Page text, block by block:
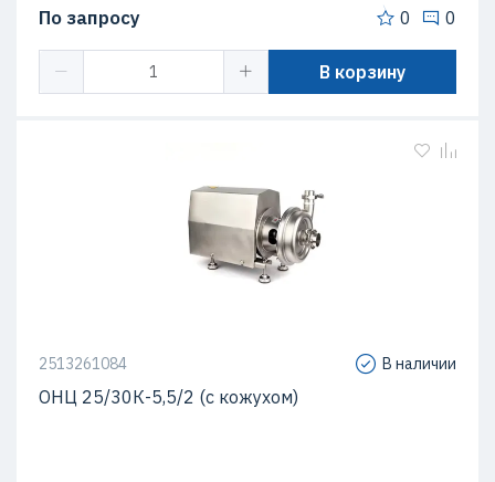
По запросу 0 0
В корзину
2513261084 В наличии
ОНЦ 25/30К-5,5/2 (с кожухом)